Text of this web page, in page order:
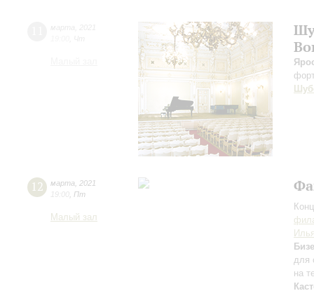
12 марта
2021
19:00 Пт
Малый зал
для
на